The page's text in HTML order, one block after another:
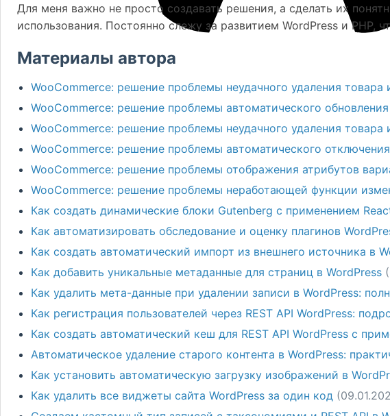
Для меня важно не просто создавать решения, а сделать их
использования. Постоянно слежу за развитием WordPress и
Материалы автора
WooCommerce: решение проблемы неудачного удаления товара
WooCommerce: решение проблемы автоматического
WooCommerce: решение проблемы неудачного удаления товара
WooCommerce: решение проблемы автоматического
WooCommerce: решение проблемы отображения атрибутов
WooCommerce: решение проблемы неработающей функции
Как создать динамические блоки Gutenberg с применением
Как автоматизировать обследование и оценку плагинов
Как создать автоматический импорт из внешнего источника в
Как добавить уникальные метаданные для страниц в WordPress
Как удалить мета-данные при удалении записи в WordPress:
Как регистрация пользователей через REST API WordPress:
Как создать автоматический кеш для REST API WordPress с
Автоматическое удаление старого контента в WordPress:
Как установить автоматическую загрузку изображений в
Как удалить все виджеты сайта WordPress за один код